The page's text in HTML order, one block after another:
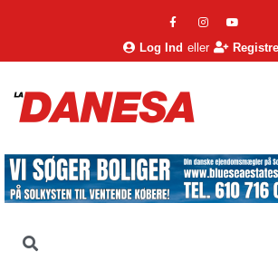
Log Ind eller